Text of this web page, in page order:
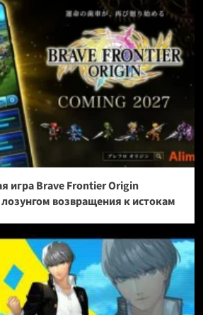
игра Brave Frontier Origin
возвращения к истокам